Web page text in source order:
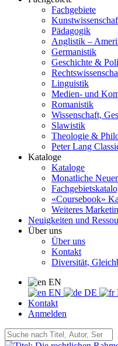
Fachgebiete
Pädagogik
Anglistik –
Germanistik
Geschichte &
Linguistik
Medien- und
Romanistik
Wissenschaft,
Slawistik
Theologie &
Peter Lang
Kataloge
Kataloge
Monatliche
«Coursebook»
Weiteres
Neuigkeiten und
Über uns
Über uns
Kontakt
Diversität,
EN
EN
DE
Kontakt
Anmelden